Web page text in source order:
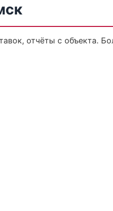
отчёты с объекта.